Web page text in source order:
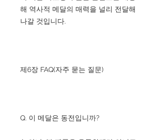
해 역사적 메달의 매력을 널리 전달해
나갈 것입니다.
제6장 FAQ(자주 묻는 질문)
Q. 이 메달은 동전입니까?